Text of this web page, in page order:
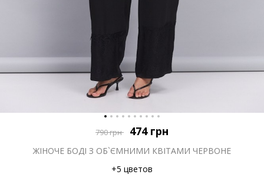
790грн 474 грн
ЖІНОЧЕ БОДІ З ОБ`ЄМНИМИ КВІТАМИ ЧЕРВОНЕ
+5 цветов